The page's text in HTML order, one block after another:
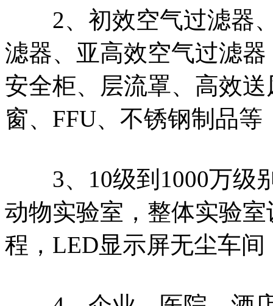
2、初效空气过滤器、
滤器、亚高效空气过滤
安全柜、层流罩、高效
窗、FFU、不锈钢制品等
3、10级到1000万级
动物实验室，整体实验
程，LED显示屏无尘车